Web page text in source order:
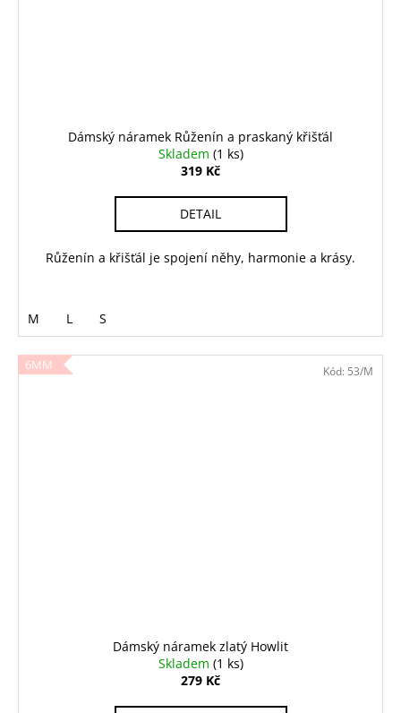
Dámský náramek Růženín a praskaný křišťál
Skladem (1 ks)
319 Kč
DETAIL
Růženín a křišťál je spojení něhy, harmonie a krásy.
M L S
6MM
Dámský náramek zlatý Howlit
Skladem (1 ks)
279 Kč
Kód: 53/M